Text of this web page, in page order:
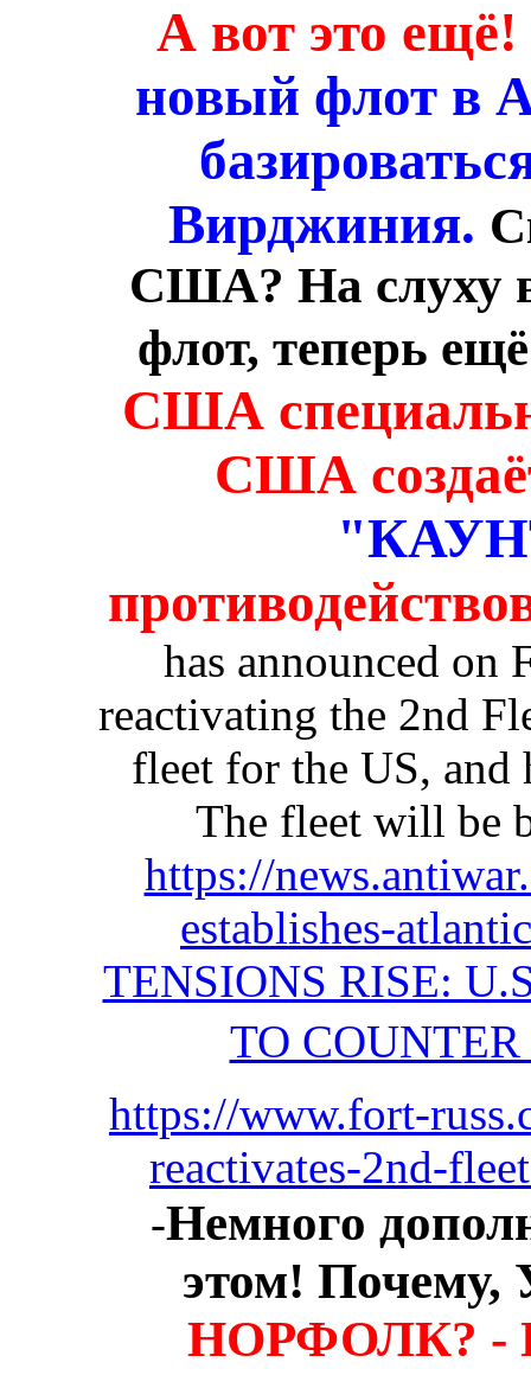
А вот это ещё!
новый флот в
Вирджиния.
США? На слуху
флот, теперь
США
США
has announced on
reactivating the 2nd
fleet for the US, and
The fleet will be
https://
establishes-
TENSIONS RISE:
TO COUNTER
https://www.fort-
reactivates-2nd-
-Немного
этом! Почему,
НОРФОЛК? -